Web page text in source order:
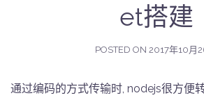
et搭建
POSTED ON 2017年10月
通过编码的方式传输时, nodejs很方便